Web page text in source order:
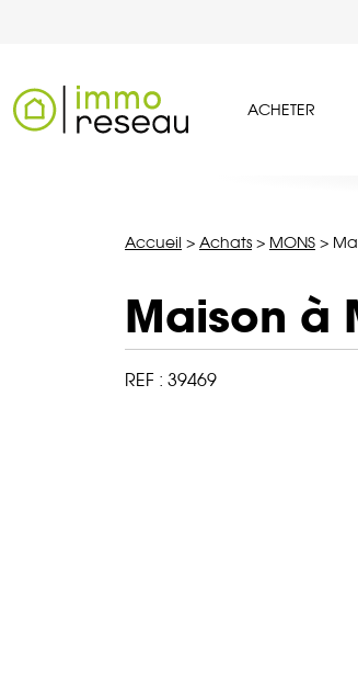
ACHETER
Accueil > Achats > MONS >
Maison à
REF : 39469